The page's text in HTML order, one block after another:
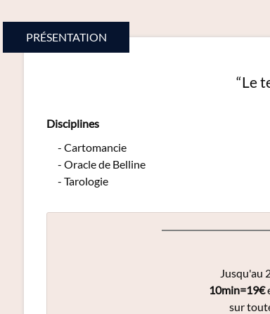
PRÉSENTATION
“Le
Disciplines
Cartomancie
Oracle de Belline
Tarologie
Jusqu'au
10min=19€
sur